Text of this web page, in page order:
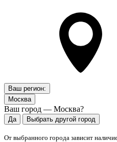
Ваш регион:
Москва
Ваш город — Москва?
Да Выбрать другой город
От выбранного города зависит